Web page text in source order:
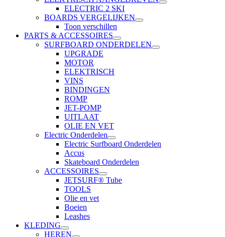
ELECTRIC 2 SKI
BOARDS VERGELIJKEN
Toon verschillen
PARTS & ACCESSOIRES
SURFBOARD ONDERDELEN
UPGRADE
MOTOR
ELEKTRISCH
VINS
BINDINGEN
ROMP
JET-POMP
UITLAAT
OLIE EN VET
Electric Onderdelen
Electric Surfboard Onderdelen
Accus
Skateboard Onderdelen
ACCESSOIRES
JETSURF® Tube
TOOLS
Olie en vet
Boeien
Leashes
KLEDING
HEREN